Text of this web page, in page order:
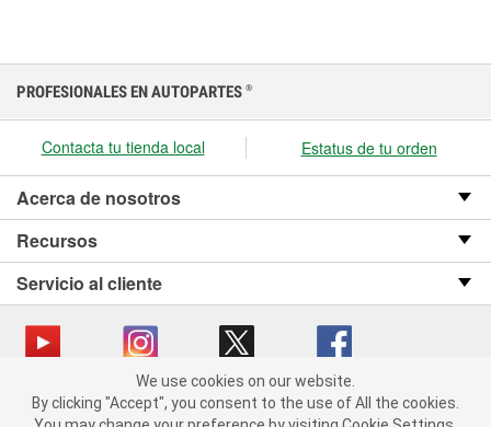
We use cookies on our website. By clicking "Accept", you consent
to the use of All the cookies.
PROFESIONALES EN AUTOPARTES ®
Contacta tu tienda local Estatus de tu orden
Acerca de nosotros
Recursos
Servicio al cliente
Copyright © 2008-2026 O’Reilly Auto Parts v OST_3.2.0.0.729 (3) cv1361
catalog_main
We use cookies on our website.
By clicking "Accept", you consent to the use of All the cookies.